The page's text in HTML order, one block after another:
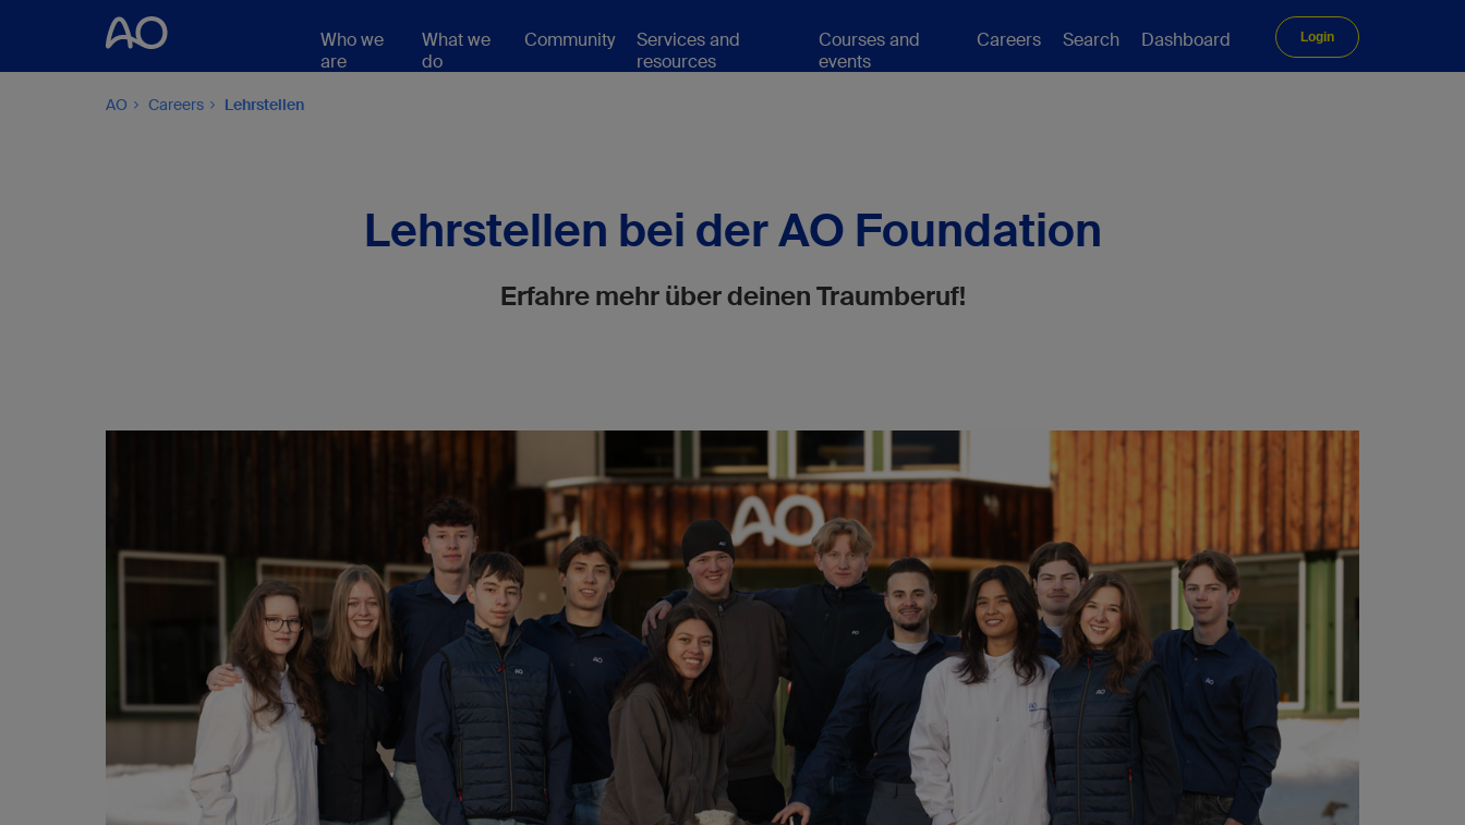
Who we
are
What we
do
Community
Services and
resources
Courses and
events
Careers Search Dashboard Login
AO Careers Lehrstellen
Lehrstellen bei der AO Foundation
Erfahre mehr über deinen Traumberuf!